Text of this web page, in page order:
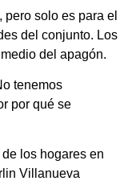
solo es para el
del conjunto. Los
del apagón.
tenemos
por qué se
los hogares en
Villanueva